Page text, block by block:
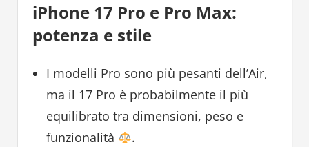
iPhone 17 Pro e Pro Max:
potenza e stile
I modelli Pro sono più pesanti dell’Air,
ma il 17 Pro è probabilmente il più
equilibrato tra dimensioni, peso e
funzionalità
.